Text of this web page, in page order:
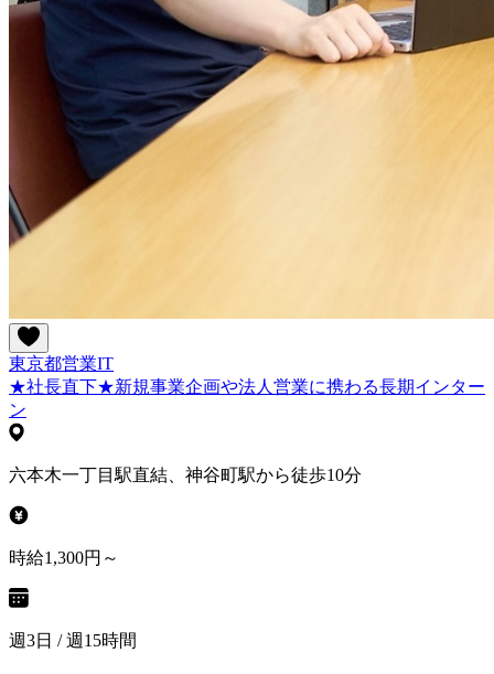
東京都営業IT
★社長直下★新規事業企画や法人営業に携わる長期インター
ン
六本木一丁目駅直結、神谷町駅から徒歩10分
時給1,300円～
週3日 / 週15時間